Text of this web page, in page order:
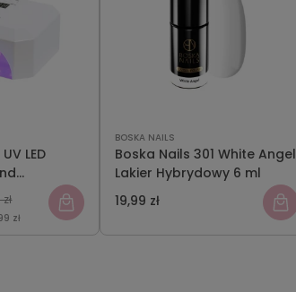
LED
zł
BOSKA NAILS
Boska Nails 301 White Angel
Lakier Hybrydowy 6 ml
19,99 zł